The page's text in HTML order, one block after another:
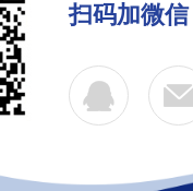
扫码加微信